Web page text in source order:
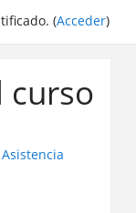
(Acceder)
curso